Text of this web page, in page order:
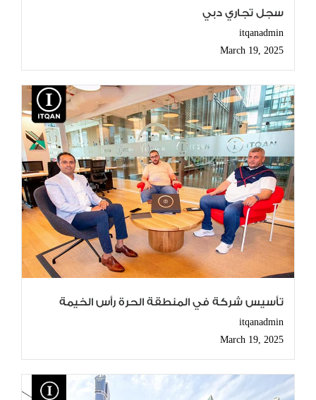
سجل تجاري دبي
itqanadmin
March 19, 2025
تأسيس شركة في المنطقة الحرة رأس الخيمة
itqanadmin
March 19, 2025